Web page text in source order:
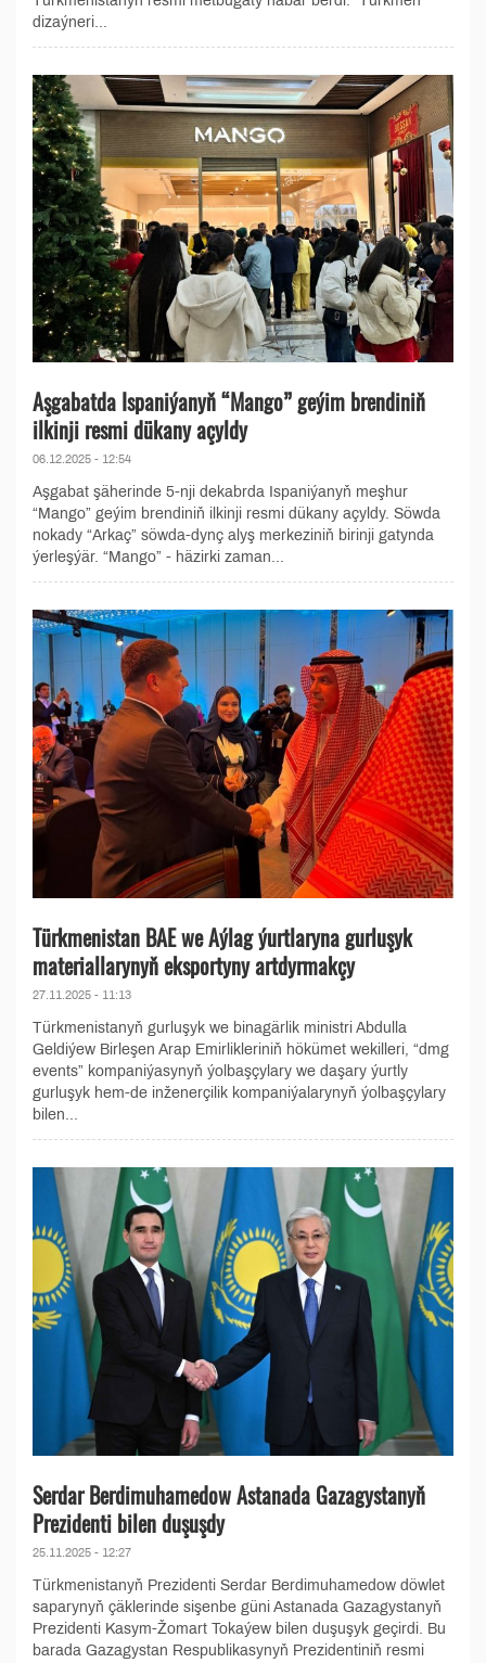
dizaýneri...
Aşgabatda Ispaniýanyň “Mango” geýim brendiniň
ilkinji resmi dükany açyldy
06.12.2025 - 12:54
Aşgabat şäherinde 5-nji dekabrda Ispaniýanyň meşhur
“Mango” geýim brendiniň ilkinji resmi dükany açyldy. Söwda
nokady “Arkaç” söwda-dynç alyş merkeziniň birinji gatynda
ýerleşýär. “Mango” - häzirki zaman...
Türkmenistan BAE we Aýlag ýurtlaryna gurluşyk
materiallarynyň eksportyny artdyrmakçy
27.11.2025 - 11:13
Türkmenistanyň gurluşyk we binagärlik ministri Abdulla
Geldiýew Birleşen Arap Emirlikleriniň hökümet wekilleri, “dmg
events” kompaniýasynyň ýolbaşçylary we daşary ýurtly
gurluşyk hem-de inženerçilik kompaniýalarynyň ýolbaşçylary
bilen...
Serdar Berdimuhamedow Astanada Gazagystanyň
Prezidenti bilen duşuşdy
25.11.2025 - 12:27
Türkmenistanyň Prezidenti Serdar Berdimuhamedow döwlet
saparynyň çäklerinde sişenbe güni Astanada Gazagystanyň
Prezidenti Kasym-Žomart Tokaýew bilen duşuşyk geçirdi. Bu
barada Gazagystan Respublikasynyň Prezidentiniň resmi